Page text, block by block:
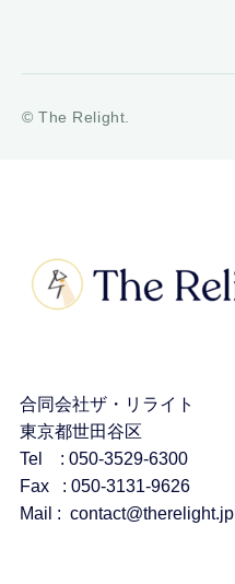
© The Relight.
合同会社ザ・リライト
東京都世田谷区
Tel : 050-3529-6300
Fax : 050-3131-9626
Mail : contact@therelight.jp